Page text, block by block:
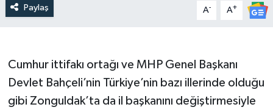
Paylaş A- A+
Cumhur ittifakı ortağı ve MHP Genel Başkanı
Devlet Bahçeli’nin Türkiye’nin bazı illerinde olduğu
gibi Zonguldak’ta da il başkanını değiştirmesiyle